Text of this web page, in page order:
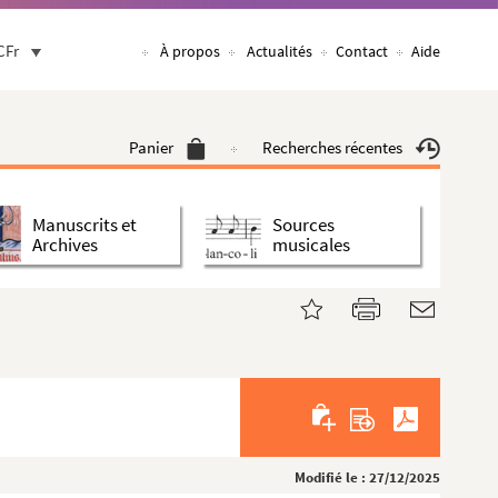
À propos Actualités Contact Aide
Panier Recherches récentes
Manuscrits et
Archives
Sources
musicales
Modifié le : 27/12/2025